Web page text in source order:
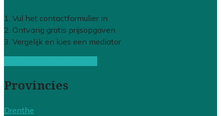
1. Vul het contactformulier in
2. Ontvang gratis prijsopgaven
3. Vergelijk en kies een mediator
Provincies
Drenthe